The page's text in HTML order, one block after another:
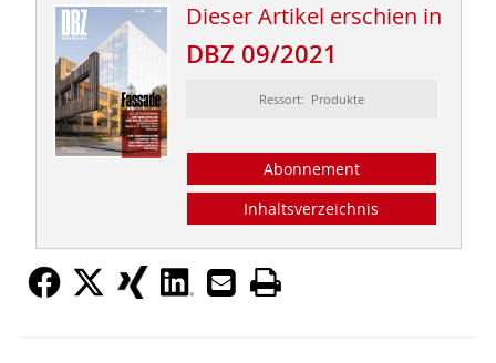
Dieser Artikel erschien in
DBZ 09/2021
Ressort: Produkte
Abonnement
Inhaltsverzeichnis